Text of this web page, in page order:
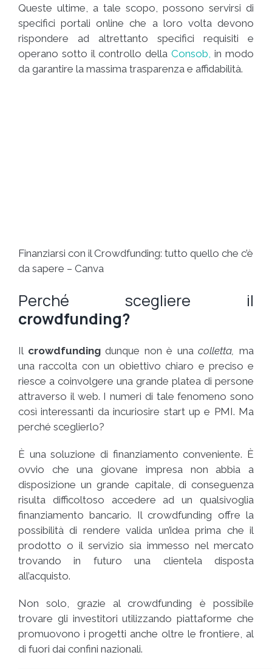
Queste ultime, a tale scopo, possono servirsi di
specifici portali online che a loro volta devono
rispondere ad altrettanto specifici requisiti e
operano sotto il controllo della Consob, in modo
da garantire la massima trasparenza e affidabilità.
Finanziarsi con il Crowdfunding: tutto quello che c’è
da sapere – Canva
Perché scegliere il
crowdfunding?
Il crowdfundingdunque non è unacolletta, ma
una raccolta con un obiettivo chiaro e preciso e
riesce a coinvolgere una grande platea di persone
attraverso il web. I numeri di tale fenomeno sono
così interessanti da incuriosire start up e PMI. Ma
perché sceglierlo?
È una soluzione di finanziamento conveniente. È
ovvio che una giovane impresa non abbia a
disposizione un grande capitale, di conseguenza
risulta difficoltoso accedere ad un qualsivoglia
finanziamento bancario. Il crowdfunding offre la
possibilità di rendere valida un’idea prima che il
prodotto o il servizio sia immesso nel mercato
trovando in futuro una clientela disposta
all’acquisto.
Non solo, grazie al crowdfunding è possibile
trovare gli investitori utilizzando piattaforme che
promuovono i progetti anche oltre le frontiere, al
di fuori dai confini nazionali.